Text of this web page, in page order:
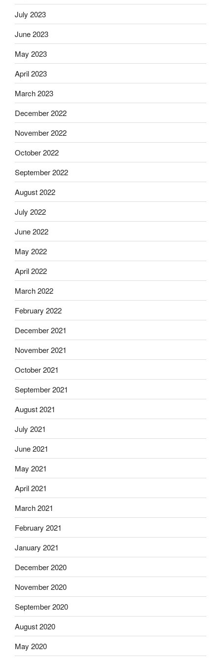
July 2023
June 2023
May 2023
April 2023
March 2023
December 2022
November 2022
October 2022
September 2022
August 2022
July 2022
June 2022
May 2022
April 2022
March 2022
February 2022
December 2021
November 2021
October 2021
September 2021
August 2021
July 2021
June 2021
May 2021
April 2021
March 2021
February 2021
January 2021
December 2020
November 2020
September 2020
August 2020
May 2020